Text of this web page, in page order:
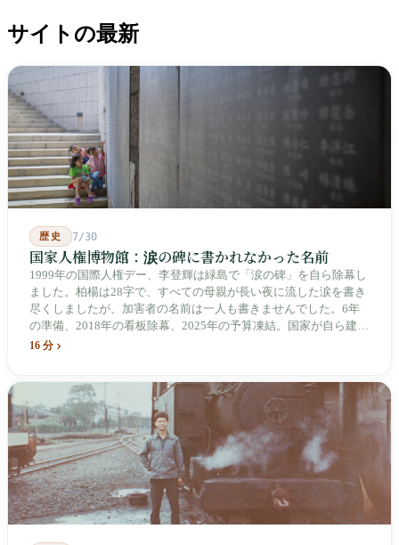
サイトの最新
歴史 7/30
国家人権博物館：涙の碑に書かれなかった名前
1999年の国際人権デー、李登輝は緑島で「涙の碑」を自ら除幕し
ました。柏楊は28字で、すべての母親が長い夜に流した涙を書き
尽くしましたが、加害者の名前は一人も書きませんでした。6年
の準備、2018年の看板除幕、2025年の予算凍結。国家が自ら建
て、自らが行ったことを記念する博物館です。しかし解厳から39
16 分